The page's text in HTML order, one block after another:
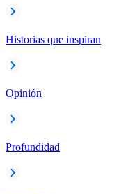
Historias que inspiran
Opinión
Profundidad